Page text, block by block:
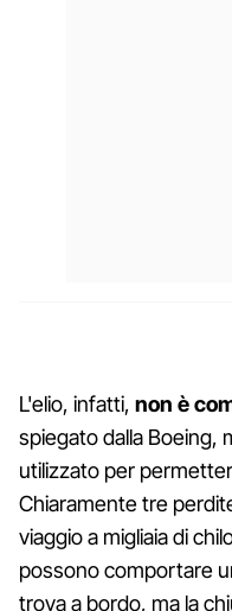
L'elio, infatti, non è
spiegato dalla Boeing,
utilizzato per
Chiaramente tre
viaggio a migliaia di
possono comportare
trova a bordo, ma la